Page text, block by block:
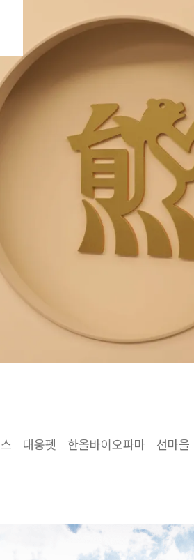
대웅펫 한올바이오파마 선마을